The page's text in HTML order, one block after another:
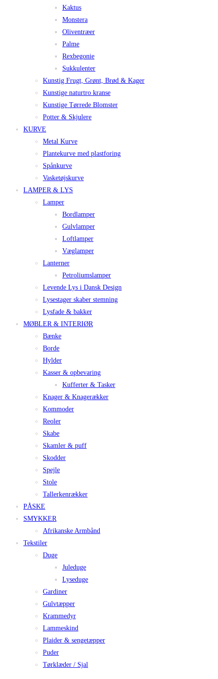
Kaktus
Monstera
Oliventræer
Palme
Rexbegonie
Sukkulenter
Kunstig Frugt, Grønt, Brød & Kager
Kunstige naturtro kranse
Kunstige Tørrede Blomster
Potter & Skjulere
KURVE
Metal Kurve
Plantekurve med plastforing
Spånkurve
Vasketøjskurve
LAMPER & LYS
Lamper
Bordlamper
Gulvlamper
Loftlamper
Væglamper
Lanterner
Petroliumslamper
Levende Lys i Dansk Design
Lysestager skaber stemning
Lysfade & bakker
MØBLER & INTERIØR
Bænke
Borde
Hylder
Kasser & opbevaring
Kufferter & Tasker
Knager & Knagerækker
Kommoder
Reoler
Skabe
Skamler & puff
Skodder
Spejle
Stole
Tallerkenrækker
PÅSKE
SMYKKER
Afrikanske Armbånd
Tekstiler
Duge
Juleduge
Lyseduge
Gardiner
Gulvtæpper
Krammedyr
Lammeskind
Plaider & sengetæpper
Puder
Tørklæder / Sjal